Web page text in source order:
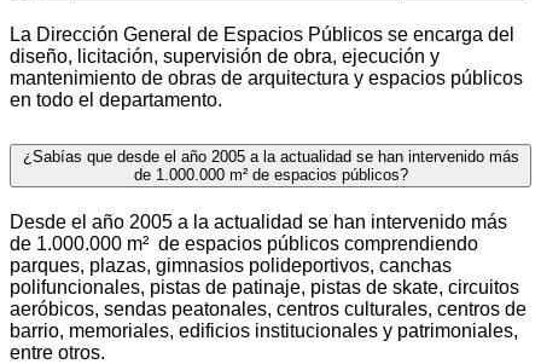
La Dirección General de Espacios Públicos se encarga del
diseño, licitación, supervisión de obra, ejecución y
mantenimiento de obras de arquitectura y espacios públicos
en todo el departamento.
¿Sabías que desde el año 2005 a la actualidad se han intervenido más
de 1.000.000 m² de espacios públicos?
Desde el año 2005 a la actualidad se han intervenido más
de 1.000.000 m² de espacios públicos comprendiendo
parques, plazas, gimnasios polideportivos, canchas
polifuncionales, pistas de patinaje, pistas de skate, circuitos
aeróbicos, sendas peatonales, centros culturales, centros de
barrio, memoriales, edificios institucionales y patrimoniales,
entre otros.